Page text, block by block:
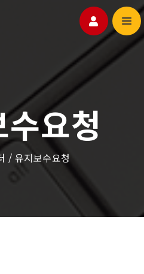
요청
/ 유지보수요청